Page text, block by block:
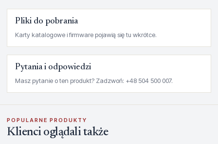
Pliki do pobrania
Karty katalogowe i firmware pojawią się tu wkrótce.
Pytania i odpowiedzi
Masz pytanie o ten produkt? Zadzwoń: +48 504 500 007.
POPULARNE PRODUKTY
Klienci oglądali także